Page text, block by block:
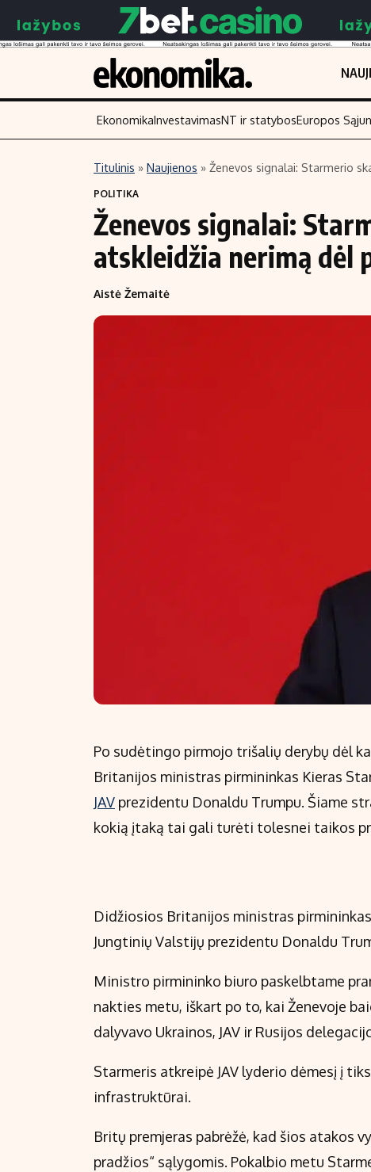
Turinys
Naujienos
Verslas
Energetika
Ekonomika
Finansai
Įmonės
Žemės ūkis
EkonomikaInvestavimasNT ir statybosEuropos
Titulinis » Naujienos » Ženevos signalai: Starmerio
POLITIKA
Ženevos signalai:
atskleidžia nerimą dėl
Aistė Žemaitė
Po sudėtingo pirmojo trišalių derybų dėl
Britanijos ministras pirmininkas Kieras
JAV prezidentu Donaldu Trumpu. Šiame
kokią įtaką tai gali turėti tolesnei taikos
Didžiosios Britanijos ministras
Jungtinių Valstijų prezidentu Donaldu
Ministro pirmininko biuro paskelbtame
nakties metu, iškart po to, kai Ženevoje
dalyvavo Ukrainos, JAV ir Rusijos
Starmeris atkreipė JAV lyderio dėmesį į
infrastruktūrai.
Britų premjeras pabrėžė, kad šios atakos
pradžios“ sąlygomis. Pokalbio metu